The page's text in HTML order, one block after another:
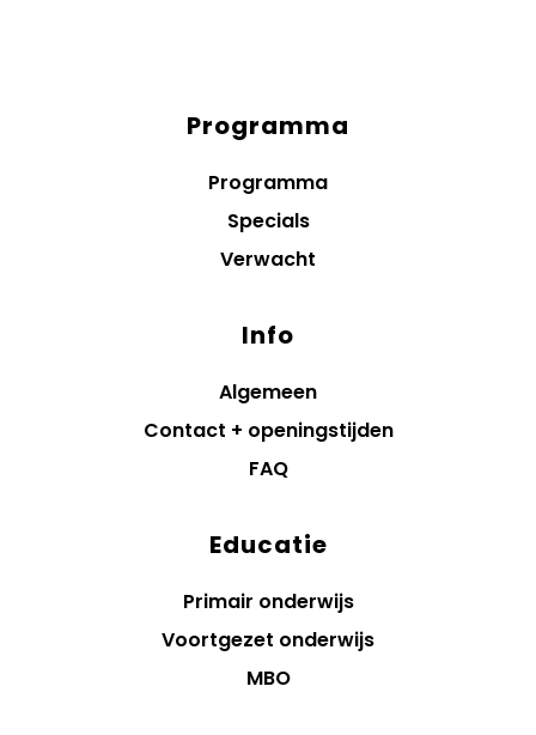
Programma
Programma
Specials
Verwacht
Info
Algemeen
Contact + openingstijden
FAQ
Educatie
Primair onderwijs
Voortgezet onderwijs
MBO